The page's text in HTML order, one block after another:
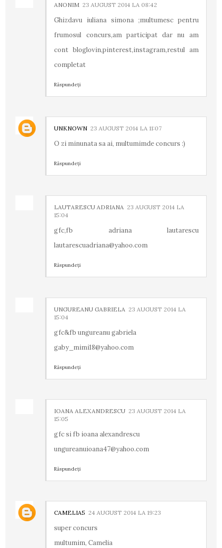
ANONIM 23 AUGUST 2014 LA 08:42
Ghizdavu iuliana simona ;multumesc pentru
frumosul concurs,am participat dar nu am
cont bloglovin,pinterest,instagram,restul am
completat
Răspundeți
UNKNOWN 23 AUGUST 2014 LA 11:07
O zi minunata sa ai, multumimde concurs :)
Răspundeți
LAUTARESCU ADRIANA 23 AUGUST 2014 LA
15:04
gfc,fb adriana lautarescu
lautarescuadriana@yahoo.com
Răspundeți
UNGUREANU GABRIELA 23 AUGUST 2014 LA
15:04
gfc&fb ungureanu gabriela
gaby_mimi18@yahoo.com
Răspundeți
IOANA ALEXANDRESCU 23 AUGUST 2014 LA
15:05
gfc si fb ioana alexandrescu
ungureanuioana47@yahoo.com
Răspundeți
CAMELIA5 24 AUGUST 2014 LA 19:23
super concurs
multumim, Camelia